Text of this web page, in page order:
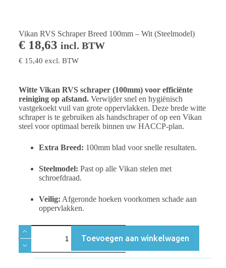
Vikan RVS Schraper Breed 100mm – Wit (Steelmodel)
€18,63 incl. BTW
€15,40 excl. BTW
Witte Vikan RVS schraper (100mm) voor efficiënte
reiniging op afstand.Verwijder snel en hygiënisch
vastgekoekt vuil van grote oppervlakken. Deze brede witte
schraper is te gebruiken als handschraper of op een Vikan
steel voor optimaal bereik binnen uw HACCP-plan.
Extra Breed: 100mm blad voor snelle resultaten.
Steelmodel: Past op alle Vikan stelen met
schroefdraad.
Veilig: Afgeronde hoeken voorkomen schade aan
oppervlakken.
Toevoegen aan winkelwagen